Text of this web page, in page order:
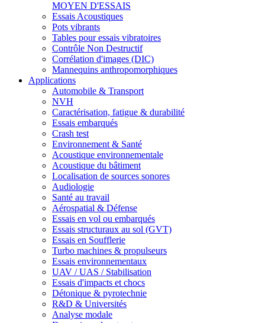
MOYEN D'ESSAIS
Essais Acoustiques
Pots vibrants
Tables pour essais vibratoires
Contrôle Non Destructif
Corrélation d'images (DIC)
Mannequins anthropomorphiques
Applications
Automobile & Transport
NVH
Caractérisation, fatigue & durabilité
Essais embarqués
Crash test
Environnement & Santé
Acoustique environnementale
Acoustique du bâtiment
Localisation de sources sonores
Audiologie
Santé au travail
Aérospatial & Défense
Essais en vol ou embarqués
Essais structuraux au sol (GVT)
Essais en Soufflerie
Turbo machines & propulseurs
Essais environnementaux
UAV / UAS / Stabilisation
Essais d'impacts et chocs
Détonique & pyrotechnie
R&D & Universités
Analyse modale